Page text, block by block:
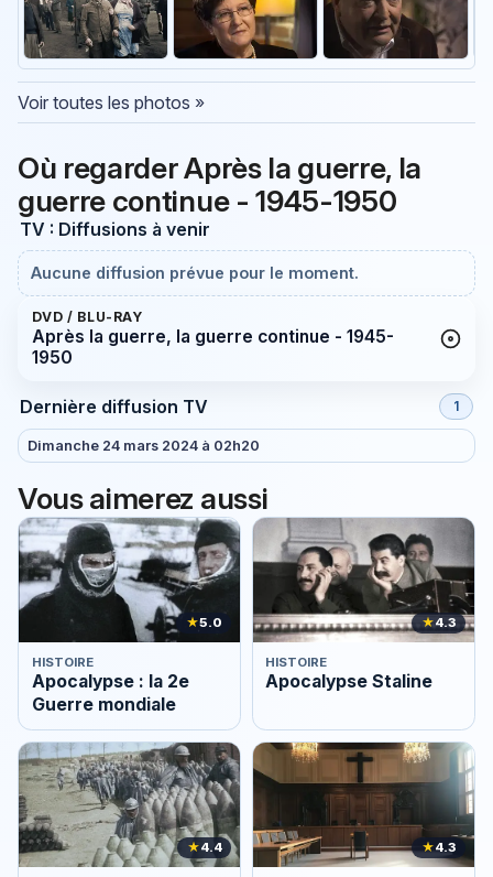
Voir toutes les photos »
Où regarder Après la guerre, la
guerre continue - 1945-1950
TV : Diffusions à venir
Aucune diffusion prévue pour le moment.
DVD / BLU-RAY
Après la guerre, la guerre continue - 1945-
1950
Dernière diffusion TV 1
Dimanche 24 mars 2024 à 02h20
Vous aimerez aussi
★5.0
HISTOIRE
Apocalypse : la 2e
Guerre mondiale
★4.3
HISTOIRE
Apocalypse Staline
★4.4 ★4.3